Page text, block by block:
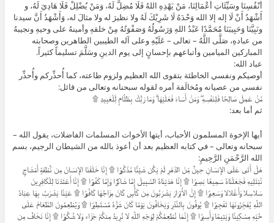
أَنْفُسِنَا وسَيِّئَاتِ أَعْمَالِنَا، مَنْ يَهْدِهِ اللهُ فَلَا مُضِلَّ لَهُ، وَمَنْ يُضْلِلْ فَلَا هَادِيَ لَهُ، و
أَشْهَدُ أَنْ لَا إله إلا الله وَحْدَهُ لَا شَرِيْكَ لَهُ ولا نظيرَ له ولا مثالَ له، وَأَشْهَدُ أَنَّ سيدنا
ونَبِيَّنَا وَحَبِيبَنَا مُحَمَّدًا عَبْدُ اللهِ وَرَسُولُهُ وَصَفْوَتُهُ مِنْ خلقهِ وأمينهُ على وحيهِ ونجيبهُ
من عبادهِ، صَلَّى اللَّهُ – تعالى – عَلَيْهِ وعلى آله الطيبين الطاهرين وصحابته
المباركين الميامين وأتباعهم بإحسانٍ إلى يوم الدينِ وسَلَّمَ تسليماً كثيراً.
عباد الله:
أوصيكم ونفسي الخاطئة بتقوى الله العظيم ولزوم طاعته، كما أُحذِّركم وأُحذِّر
نفسي من عصيانه ومُخالَفة أمره لقوله سبحنانه وتعالى من قائل:
مَّنْ عَمِلَ صَالِحًا فَلِنَفْسِهِ ۖ وَمَنْ أَسَاءَ فَعَلَيْهَا ۗ وَمَا رَبُّكَ بِظَلَّامٍ لِّلْعَبِيدِ ۩
ثم أما بعد:
أيها الإخوة المسلمون الأحباب، أيتها الأخوات المسلمات الفاضلات، يقول الله –
سبحانه وتعالى – في كتابه العظيم بعد أن أعوذ بالله من الشيطان الرجيم، بسم
الله الرَّحْمَنِ الرَّحِيمِ:
هَلْ أَتَى عَلَى الإِنسَانِ حِينٌ مِّنَ الدَّهْرِ لَمْ يَكُن شَيْئًا مَّذْكُورًا ۩ إِنَّا خَلَقْنَا الإِنسَانَ مِن نُّطْفَةٍ أَمْشَاجٍ
نَّبْتَلِيهِ فَجَعَلْنَاهُ سَمِيعًا بَصِيرًا ۩ إِنَّا هَدَيْنَاهُ السَّبِيلَ إِمَّا شَاكِرًا وَإِمَّا كَفُورًا ۩ إِنَّا أَعْتَدْنَا لِلْكَافِرِينَ
سَلاسِلا وَأَغْلالا وَسَعِيرًا ۩ إِنَّ الأَبْرَارَ يَشْرَبُونَ مِن كَأْسٍ كَانَ مِزَاجُهَا كَافُورًا ۩ عَيْنًا يَشْرَبُ بِهَا عِبَادُ
اللَّهِ يُفَجِّرُونَهَا تَفْجِيرًا ۩ يُوفُونَ بِالنَّذْرِ وَيَخَافُونَ يَوْمًا كَانَ شَرُّهُ مُسْتَطِيرًا ۩ وَيُطْعِمُونَ الطَّعَامَ عَلَى
حُبِّهِ مِسْكِينًا وَيَتِيمًا وَأَسِيرًا ۩ إِنَّمَا نُطْعِمُكُمْ لِوَجْهِ اللَّهِ لا نُرِيدُ مِنكُمْ جَزَاء وَلا شُكُورًا ۩ إِنَّا نَخَافُ مِن